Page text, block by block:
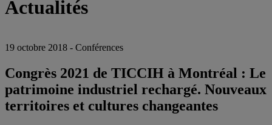
Actualités
19 octobre 2018 - Conférences
Congrès 2021 de TICCIH à Montréal : Le
patrimoine industriel rechargé. Nouveaux
territoires et cultures changeantes